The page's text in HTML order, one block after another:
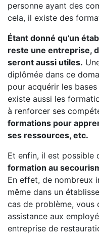
personne ayant des
cela, il existe des
Étant donné qu’un
reste une entreprise,
seront aussi utiles.
diplômée dans ce
pour acquérir les
existe aussi les
à renforcer ses
formations pour
ses ressources, etc.
Et enfin, il est possible
formation au
En effet, de nombreux
même dans un
cas de problème, vous
assistance aux
entreprise de